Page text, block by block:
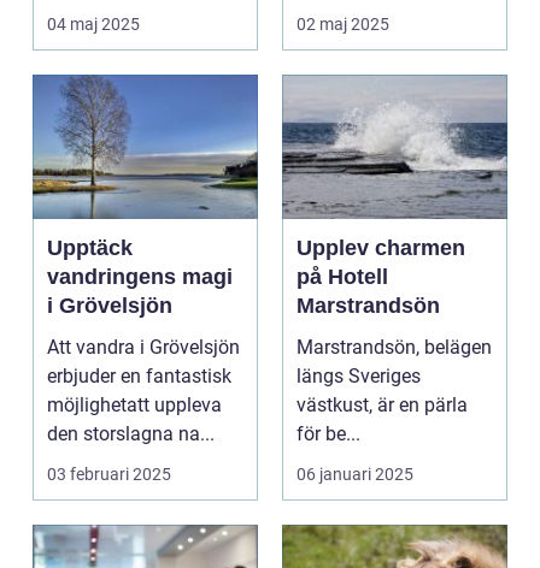
...
04 maj 2025 02 maj 2025
Upptäck
vandringens magi
i Grövelsjön
Att vandra i Grövelsjön
erbjuder en fantastisk
möjlighetatt uppleva
den storslagna na...
03 februari 2025
Upplev charmen
på Hotell
Marstrandsön
Marstrandsön, belägen
längs Sveriges
västkust, är en pärla
för be...
06 januari 2025